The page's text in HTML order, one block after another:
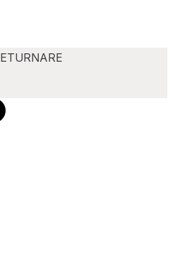
pentru a personaliza conținutul și
despre modul în care utilizezi
informații cu alte date primite de la tine
permit identificarea persoanei.
în care se află utilizatorul.